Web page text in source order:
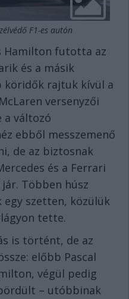
F1-es autón
Hamilton futotta az
és a másik
köridők rajtuk kívül a
versenyzői
a változó
ebből messzemenő
de az biztosnak
és a Ferrari
Többen húsz
szetten, közülük
tette.
is történt, de az
előbb Pascal
végül pedig
– utóbbinak